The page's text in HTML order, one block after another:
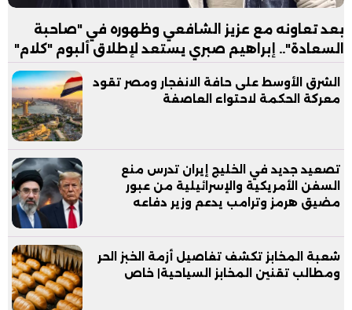
بعد تعاونه مع عزيز الشافعي وظهوره في "صاحبة
السعادة".. إبراهيم صبري يستعد لإطلاق ألبوم "كلام"
الشرق الأوسط على حافة الانفجار ومصر تقود
معركة الحكمة لاحتواء العاصفة
تصعيد جديد في الخليج إيران تدرس منع
السفن الأمريكية والإسرائيلية من عبور
مضيق هرمز وترامب يدعم وزير دفاعه
شعبة المخابز تكشف تفاصيل أزمة الخبز الحر
ومطالب تقنين المخابز السياحية| خاص